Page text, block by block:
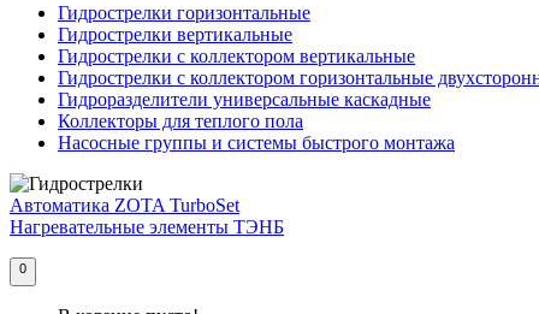
Гидрострелки горизонтальные
Гидрострелки вертикальные
Гидрострелки с коллектором вертикальные
Гидрострелки с коллектором горизонтальные
Гидроразделители универсальные каскадные
Коллекторы для теплого пола
Насосные группы и системы быстрого монтажа
Автоматика ZOTA TurboSet
Нагревательные элементы ТЭНБ
0